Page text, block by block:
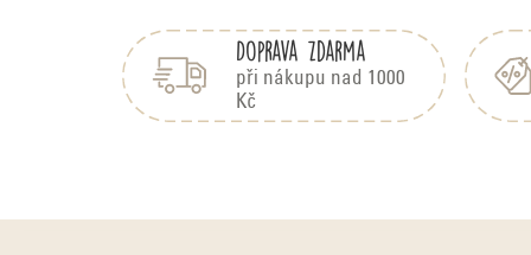
Doprava zdarma
při nákupu nad 1000
Kč